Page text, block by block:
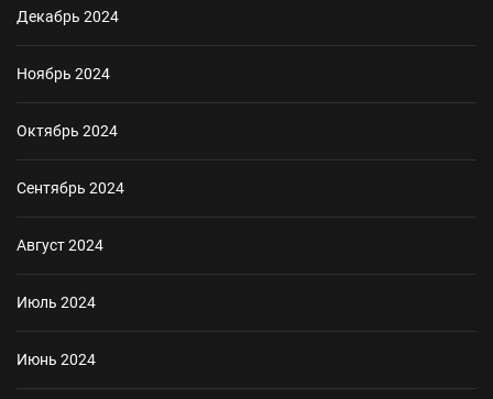
Декабрь 2024
Ноябрь 2024
Октябрь 2024
Сентябрь 2024
Август 2024
Июль 2024
Июнь 2024